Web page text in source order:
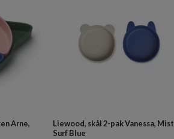
Arne,
Liewood, skål 2-pak Vanessa, Mist
Surf Blue